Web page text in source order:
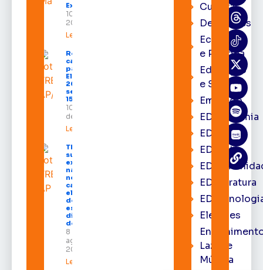
Expofeira 2026
10 de agosto de
2026
Leia mais »
Registro de
candidaturas
para as
Eleições
2026 deve
ser feito até
15 de agosto
10 de agosto
de 2026
Leia mais »
TRE-AP
suspende
expediente
na sede e
nos
cartórios
eleitorais
de todo o
estado nos
dias 10 e 11
de agosto
8 de
agosto de
2026
Leia mais »
Cultura
Destaques
Economia
e Política
Educação
e Saúde
Emprego
EDacademia
EDbrasília
EDcast
EDliteratura
Eleições
Lazer e
Música